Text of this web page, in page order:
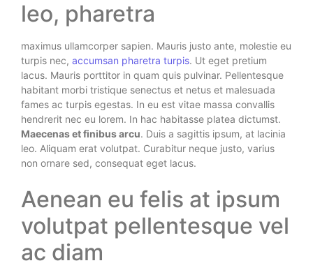
leo, pharetra
maximus ullamcorper sapien. Mauris justo ante, molestie eu
turpis nec, accumsan pharetra turpis. Ut eget pretium
lacus. Mauris porttitor in quam quis pulvinar. Pellentesque
habitant morbi tristique senectus et netus et malesuada
fames ac turpis egestas. In eu est vitae massa convallis
hendrerit nec eu lorem. In hac habitasse platea dictumst.
Maecenas et finibus arcu. Duis a sagittis ipsum, at lacinia
leo. Aliquam erat volutpat. Curabitur neque justo, varius
non ornare sed, consequat eget lacus.
Aenean eu felis at ipsum
volutpat pellentesque vel
ac diam